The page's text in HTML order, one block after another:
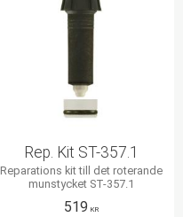
Rep. Kit ST-357.1
Reparations kit till det roterande
munstycket ST-357.1
519 KR